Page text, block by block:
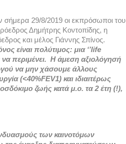
σήμερα 29/8/2019 οι εκπρόσωποι του
Δημήτρης Κοντοπίδης, η
και μέλος Γιάννης Σπίνος.
είναι πολύτιμος: μια ‘’life
περιμένει.  Η άμεση αξιολόγησή
να μην χάσουμε άλλους
(<40%FEV1) και ιδιαιτέρως
ζωής κατά μ.ο. τα 2 έτη (!),
των καινοτόμων